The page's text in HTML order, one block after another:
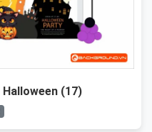
(17)